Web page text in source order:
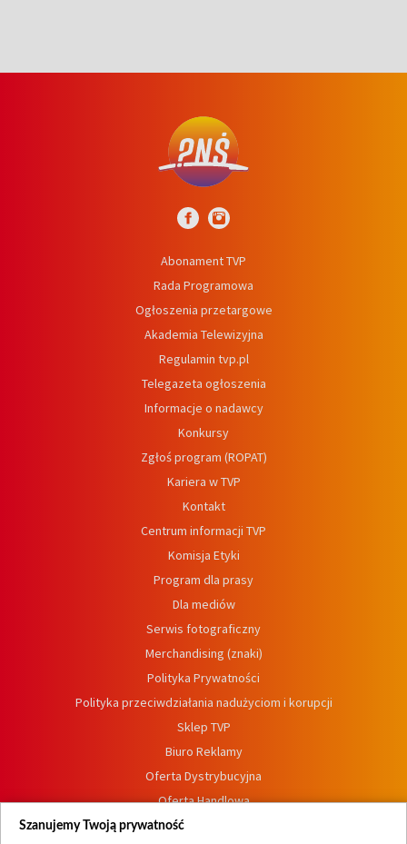
Abonament TVP
Rada Programowa
Ogłoszenia przetargowe
Akademia Telewizyjna
Regulamin tvp.pl
Telegazeta ogłoszenia
Informacje o nadawcy
Konkursy
Zgłoś program (ROPAT)
Kariera w TVP
Kontakt
Centrum informacji TVP
Komisja Etyki
Program dla prasy
Dla mediów
Serwis fotograficzny
Merchandising (znaki)
Polityka Prywatności
Polityka przeciwdziałania nadużyciom i korupcji
Sklep TVP
Biuro Reklamy
Oferta Dystrybucyjna
Oferta Handlowa
Dostępność
Szanujemy Twoją prywatność